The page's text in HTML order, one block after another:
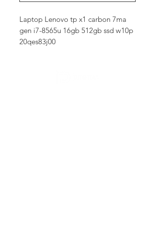
Laptop Lenovo tp x1 carbon 7ma
gen i7-8565u 16gb 512gb ssd w10p
20qes83j00